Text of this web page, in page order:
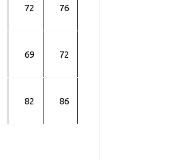
72 76
69 72
82 86